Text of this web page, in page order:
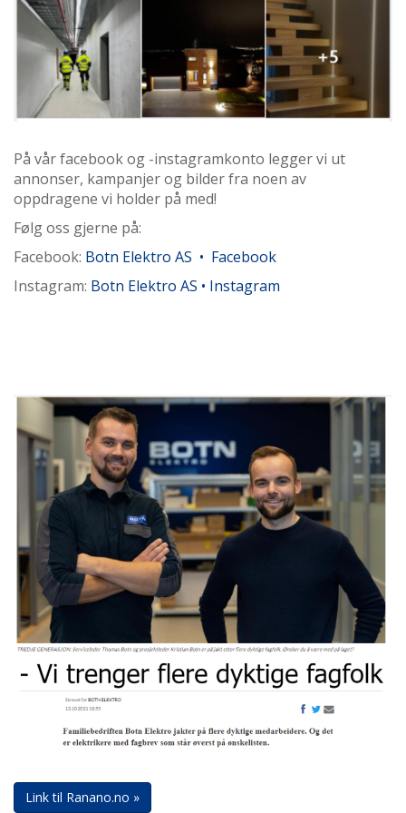
På vår facebook og -instagramkonto legger vi ut
annonser, kampanjer og bilder fra noen av
oppdragene vi holder på med!
Følg oss gjerne på:
Facebook: Botn Elektro AS • Facebook
Instagram: Botn Elektro AS • Instagram
Link til Ranano.no »